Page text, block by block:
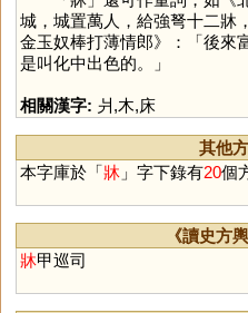
城，城置萬人，給強弩十二牀
金玉奴棒打薄情郎》：「後來
是叫化中出色的。」
相關漢字: 爿 ,木,床
其他
本字庫於「牀」字下錄有20個
《讀史方
牀甲巡司